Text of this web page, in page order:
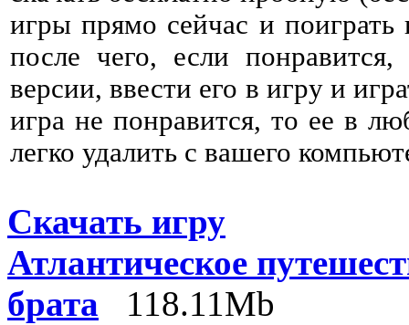
игры прямо сейчас и поиграть
после чего, если
версии, ввести его в игру и
игра не понравится, то ее в
легко удалить с вашего
Скачать игру
Атлантическое
брата 118.11Mb